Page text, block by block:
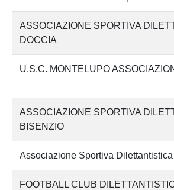
ASSOCIAZIONE SPORTIVA
DOCCIA
U.S.C. MONTELUPO
ASSOCIAZIONE SPORTIVA
BISENZIO
Associazione Sportiva
FOOTBALL CLUB